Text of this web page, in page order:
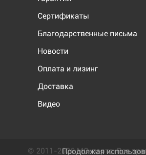
Сертификаты
Благодарственные письма
Новости
Оплата и лизинг
Доставка
Видео
© 2011-2026 МС-партс. Все
Продолжая